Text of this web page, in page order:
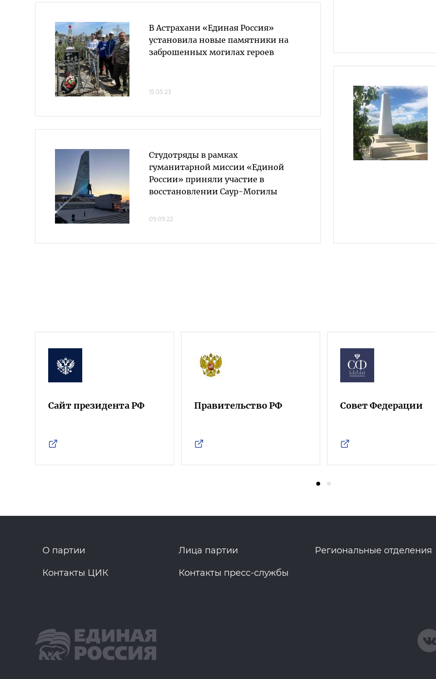
В Астрахани «Единая Россия»
установила новые памятники на
заброшенных могилах героев
15.05.23
Студотряды в рамках
гуманитарной миссии «Единой
России» приняли участие в
восстановлении Саур-Могилы
09.09.22
Сайт президента РФ Правительство РФ Совет Федерации
О партии Лица партии Региональные отделения
Контакты ЦИК Контакты пресс-службы